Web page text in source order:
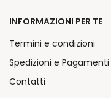
INFORMAZIONI PER TE
Termini e condizioni
Spedizioni e Pagamenti
Contatti